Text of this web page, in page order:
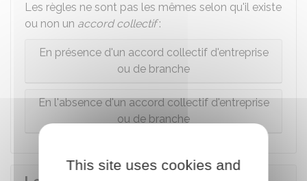
Les règles ne sont pas les mêmes selon qu'il existe
ou non un accord collectif:
En présence d'un accord collectif d'entreprise
ou de branche
En l'absence d'un accord collectif d'entreprise
ou de branche
This site uses cookies and